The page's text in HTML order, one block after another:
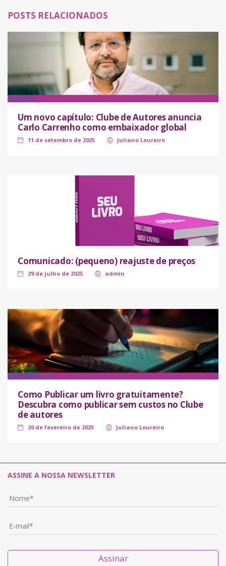
POSTS RELACIONADOS
Um novo capítulo: Clube de Autores anuncia
Carlo Carrenho como embaixador global
11 de setembro de 2025 Juliano Loureiro
Comunicado: (pequeno) reajuste de preços
29 de julho de 2025 admin
Como Publicar um livro gratuitamente?
Descubra como publicar sem custos no Clube
de autores
20 de fevereiro de 2025 Juliano Loureiro
ASSINE A NOSSA NEWSLETTER
Assinar